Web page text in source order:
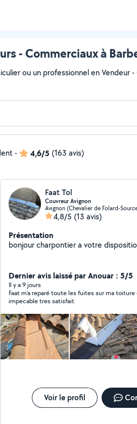
- Commerciaux à
ou un professionnel en
- 4,6/5 (163 avis)
Faat Tol
Couvreur Avignon
4,8/5 (13 avis)
Présentation
bonjour charpontier a votre
Dernier avis laissé par Anouar : 5/5
Il y a 9 jours
Faat m’a reparé toute les fuites sur ma toiture
impecable tres satisfait
Voir le profil